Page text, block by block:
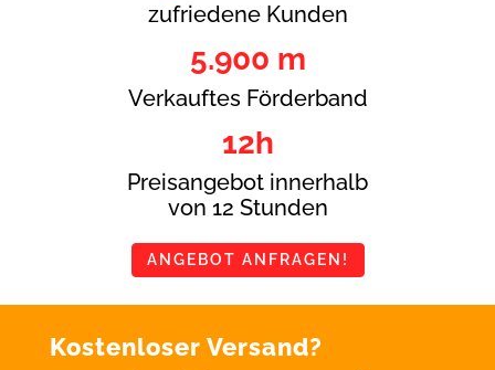
zufriedene Kunden
5.900 m
Verkauftes Förderband
12h
Preisangebot innerhalb
von 12 Stunden
ANGEBOT ANFRAGEN!
Kostenloser Versand?